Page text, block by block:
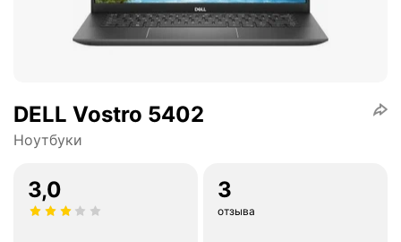
DELL Vostro 5402
Ноутбуки
3,0 3
отзыва